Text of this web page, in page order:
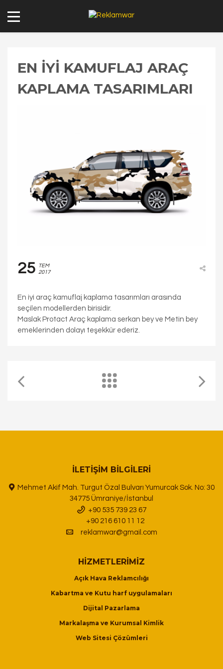
EN IYI KAMUFLAJ ARAÇ
KAPLAMA TASARIMLARI
25
TEM
2017
En iyi araç kamuflaj kaplama tasarımları arasında
seçilen modellerden birisidir.
Maslak Protact Araç kaplama serkan bey ve Metin bey
emeklerinden dolayı teşekkür ederiz.
İLETIŞIM BILGILERI
Mehmet Akif Mah. Turgut Özal Bulvarı Yumurcak Sok. No: 30
34775 Ümraniye/İstanbul
+90 535 739 23 67
+90 216 610 11 12
reklamwar@gmail.com
HIZMETLERIMIZ
Açık Hava Reklamcılığı
Kabartma ve Kutu harf uygulamaları
Dijital Pazarlama
Markalaşma ve Kurumsal Kimlik
Web Sitesi Çözümleri